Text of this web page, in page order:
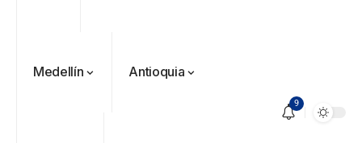
Medellín Antioquia
9